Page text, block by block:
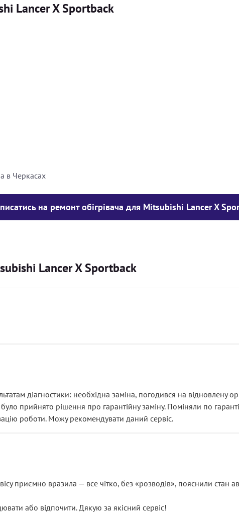
Lancer X Sportback
в Черкасах
на ремонт обігрівача для Mitsubishi Lancer X
Lancer X Sportback
діагностики: необхідна заміна, погодився на відновлену
прийнято рішення про гарантійну заміну. Поміняли по
роботи. Можу рекомендувати даний сервіс.
приємно вразила — все чітко, без «розводів», пояснили стан
або відпочити. Дякую за якісний сервіс!